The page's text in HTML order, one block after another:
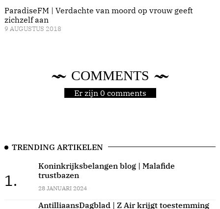
ParadiseFM | Verdachte van moord op vrouw geeft
zichzelf aan
9 AUGUSTUS 2018
COMMENTS
Er zijn 0 comments
TRENDING ARTIKELEN
1.
Koninkrijksbelangen blog | Malafide
trustbazen
28 JANUARI 2024
AntilliaansDagblad | Z Air krijgt toestemming